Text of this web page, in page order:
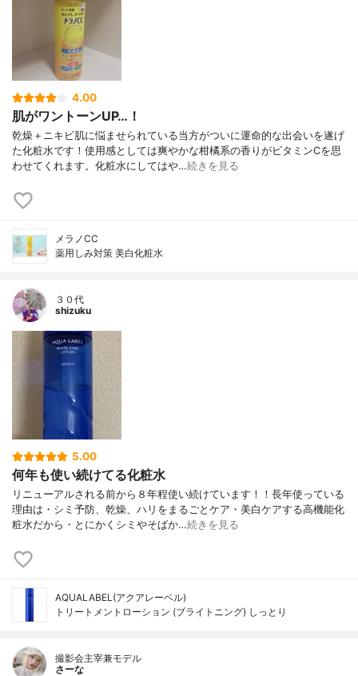
4.00
肌がワントーンUP…！
乾燥＋ニキビ肌に悩ませられている当方がついに運命的な出会いを遂げ
た化粧水です！使用感としては爽やかな柑橘系の香りがビタミンCを思
わせてくれます。化粧水にしてはや…続きを見る
メラノCC
薬用しみ対策 美白化粧水
３０代
shizuku
5.00
何年も使い続けてる化粧水
リニューアルされる前から８年程使い続けています！！長年使っている
理由は・シミ予防、乾燥、ハリをまるごとケア・美白ケアする高機能化
粧水だから・とにかくシミやそばか…続きを見る
AQUALABEL(アクアレーベル)
トリートメントローション (ブライトニング) しっとり
撮影会主宰兼モデル
さーな